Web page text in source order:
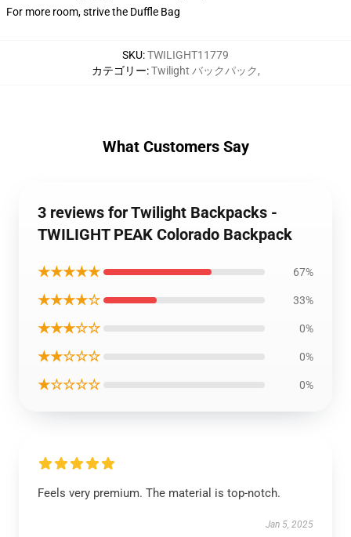
For more room, strive the Duffle Bag
SKU:TWILIGHT11779
カテゴリー:Twilight バックパック,
What Customers Say
3 reviews for Twilight Backpacks -
TWILIGHT PEAK Colorado Backpack
★★★★★ 67%
★★★★☆ 33%
★★★☆☆ 0%
★★☆☆☆ 0%
★☆☆☆☆ 0%
Feels very premium. The material is top-notch.
Jan 5, 2025